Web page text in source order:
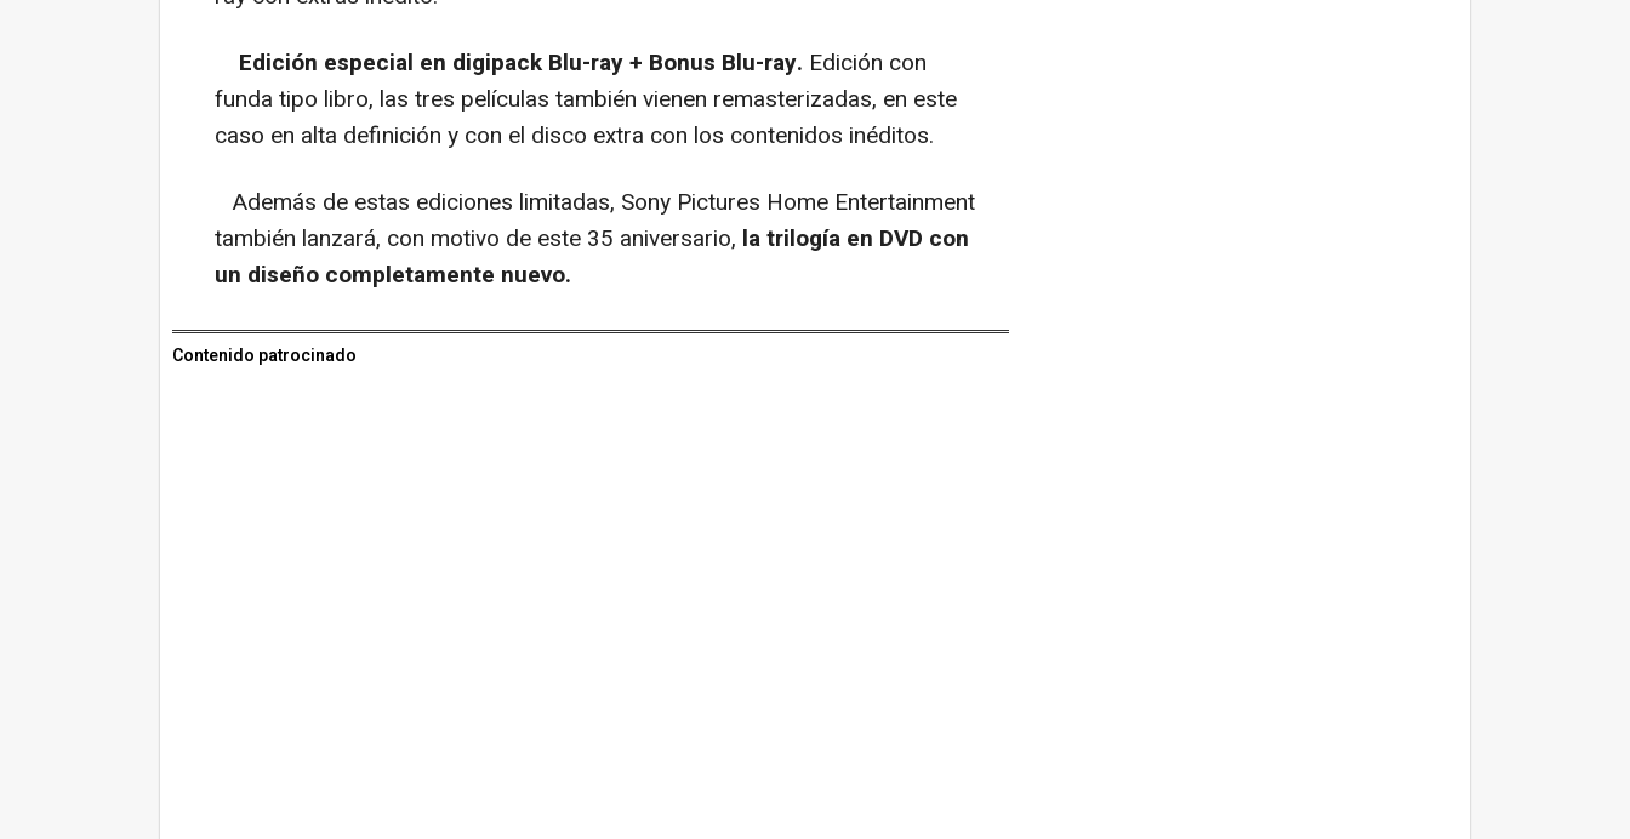
Edición especial en digipack Blu-ray + Bonus Blu-ray. Edición con
funda tipo libro, las tres películas también vienen remasterizadas, en este
caso en alta definición y con el disco extra con los contenidos inéditos.
Además de estas ediciones limitadas, Sony Pictures Home Entertainment
también lanzará, con motivo de este 35 aniversario, la trilogía en DVD con
un diseño completamente nuevo.
Contenido patrocinado